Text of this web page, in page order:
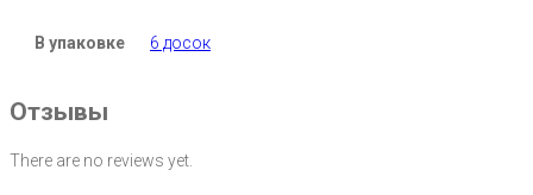
В упаковке 6 досок
Отзывы
There are no reviews yet.